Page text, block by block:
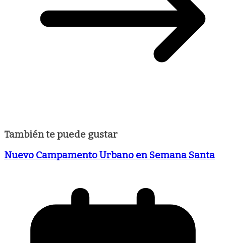
También te puede gustar
Nuevo Campamento Urbano en Semana Santa